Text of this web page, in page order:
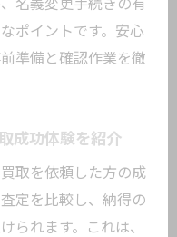
グで得するポイン
を見極める秘訣
信頼度を見極める
車買取業者の選定
名義変更手続きの有
ポイントです。安心
準備と確認作業を徹
成功体験を紹介
取を依頼した方の成
定を比較し、納得の
られます。これは、